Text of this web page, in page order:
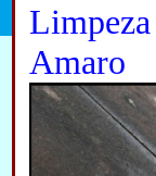
Limpeza
Amaro